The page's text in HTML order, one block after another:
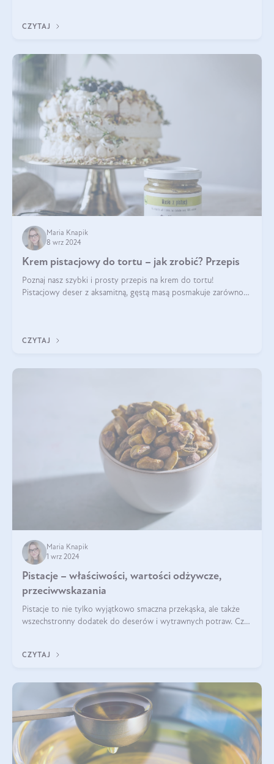
CZYTAJ
Maria Knapik
8 wrz 2024
Krem pistacjowy do tortu – jak zrobić? Przepis
Poznaj nasz szybki i prosty przepis na krem do tortu!
Pistacjowy deser z aksamitną, gęstą masą posmakuje zarówno
CZYTAJ
Maria Knapik
1 wrz 2024
Pistacje – właściwości, wartości odżywcze,
przeciwwskazania
Pistacje to nie tylko wyjątkowo smaczna przekąska, ale także
wszechstronny dodatek do deserów i wytrawnych potraw. Czy
CZYTAJ